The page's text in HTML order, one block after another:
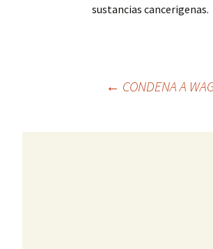
sustancias cancerigenas.
← CONDENA A